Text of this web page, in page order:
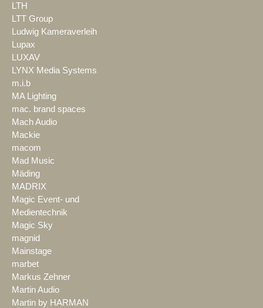
LTH
LTT Group
Ludwig Kameraverleih
Lupax
LUXAV
LYNX Media Systems
m.i.b
MA Lighting
mac. brand spaces
Mach Audio
Mackie
macom
Mad Music
Mäding
MADRIX
Magic Event- und
Medientechnik
Magic Sky
magnid
Mainstage
marbet
Markus Zehner
Martin Audio
Martin by HARMAN